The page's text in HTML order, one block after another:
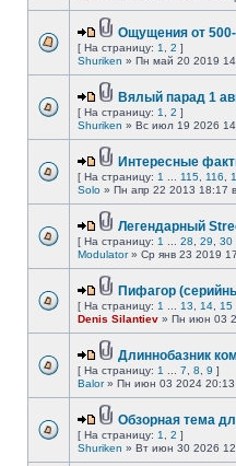
Ощущения от
[ На страницу: 1 2 ]
Shuriken » Пн май 20 2019
Вялый парад 1
[ На страницу: 1 2 ]
Shuriken » Вс июл 19 2026
Интересные
[ На страницу: 1 115 116
Solo » Пн апр 22 2013 18:17
Легендарный
[ На страницу: 1 28 29 30
Modulator» Ср янв 23 2019
Пифагор
[ На страницу: 1 13 14 15
Denis Silantiev » Пн июн 03
Длиннобазник
[ На страницу: 1 7 8 9 ]
Balor» Пн июн 03 2024 20:13
Обзорная тема
[ На страницу: 1 2 ]
Shuriken » Вт июн 30 2026